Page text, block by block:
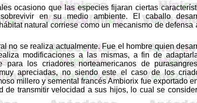
ocasiono que las especies fijaran ciertas
en su medio ambiente. El caballo
natural corriese como un mecanismo de defensa
no se realiza actualmente. Fue el hombre quien
modificaciones a las mismas, a fin de
los criadores norteamericanos de
apreciadas, no siendo este el caso de los
millero y semental francés Ambiorix fue exportado
de transmitir velocidad a sus hijos, lo cual se